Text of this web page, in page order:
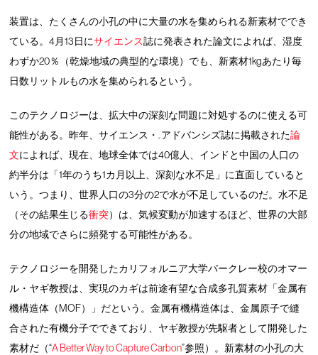
装置は、たくさんの小孔の中に大量の水を集められる新素材ででき
ている。4月13日にサイエンス誌に発表された論文によれば、湿度
わずか20％（乾燥地域の典型的な環境）でも、新素材1kgあたり毎
日数リットルもの水を集められるという。
このテクノロジーは、拡大中の深刻な問題に対処するのに使える可
能性がある。昨年、サイエンス・. アドバンシズ誌に掲載された論
文によれば、現在、地球全体では40億人、インドと中国の人口の
約半分は「1年のうち1カ月以上、深刻な水不足」に直面していると
いう。つまり、世界人口の3分の2で水が不足しているのだ。水不足
（その結果生じる衝突）は、気候変動が加速するほど、世界の大部
分の地域でさらに頻発する可能性がある。
テクノロジーを開発したカリフォルニア大学バークレー校のオマー
ル・ヤギ教授は、実現のカギは前途有望な合成多孔質素材「金属有
機構造体（MOF）」だという。金属有機構造体は、金属原子で縫
合された有機分子でできており、ヤギ教授が先駆者として開発した
素材だ（“A Better Way to Capture Carbon”参照）。新素材の小孔の大